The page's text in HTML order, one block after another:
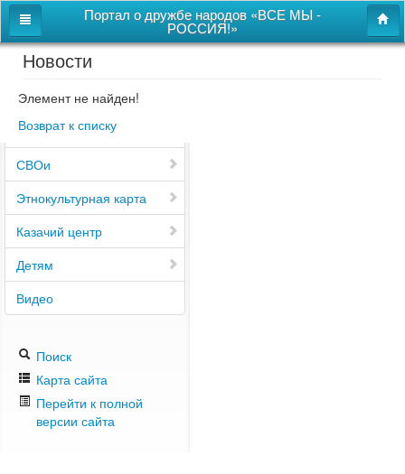
Портал о дружбе народов «ВСЕ МЫ -
РОССИЯ!»
Главная
Дом дружбы народов
Новости
СВОи
Этнокультурная карта
Казачий центр
Детям
Видео
Поиск
Карта сайта
Перейти к полной
версии сайта
Новости
Элемент не найден!
Возврат к списку